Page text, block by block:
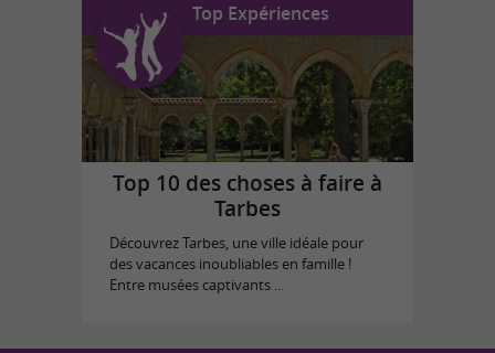
Top Expériences
Top 10 des choses à faire à
Tarbes
Découvrez Tarbes, une ville idéale pour
des vacances inoubliables en famille !
Entre musées captivants ...